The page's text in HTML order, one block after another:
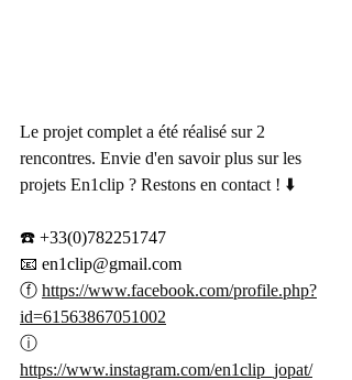
Le projet complet a été réalisé sur 2
rencontres. Envie d'en savoir plus sur les
projets En1clip ? Restons en contact ! ⬇️
☎️ +33(0)782251747
📧 en1clip@gmail.com
ⓕ https://www.facebook.com/profile.php?
id=61563867051002
ⓘ
https://www.instagram.com/en1clip_jopat/